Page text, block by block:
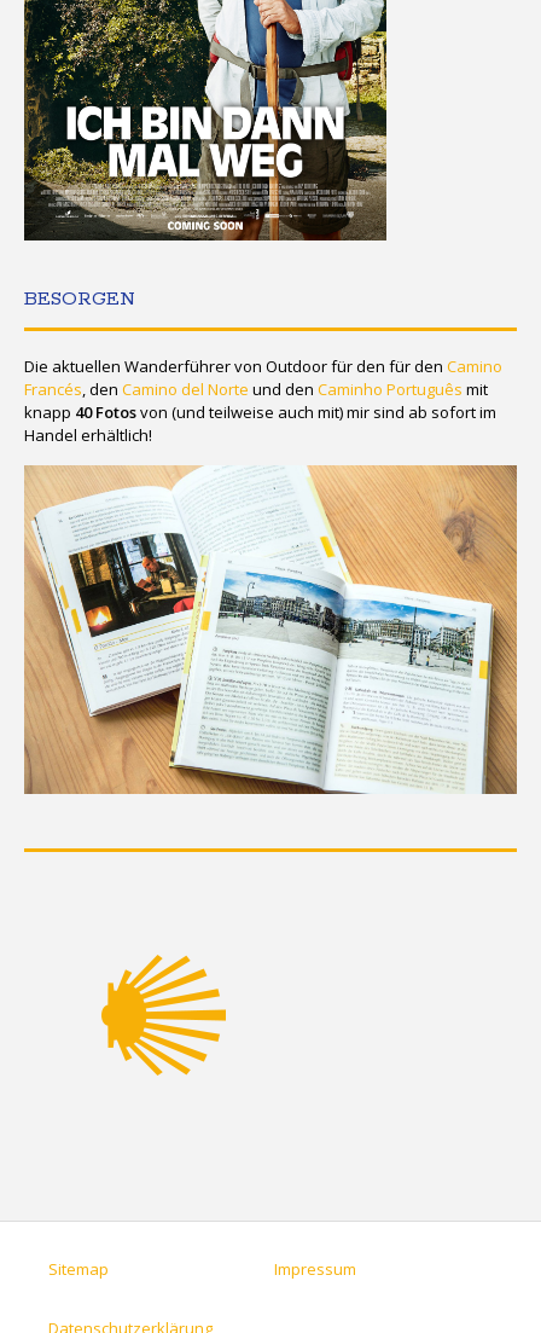
BESORGEN
Die aktuellen Wanderführer von Outdoor für den für den Camino
Francés , den Camino del Norte und den Caminho Português mit
knapp 40 Fotosvon (und teilweise auch mit) mir sind ab sofort im
Handel erhältlich!
Sitemap Impressum
Datenschutzerklärung